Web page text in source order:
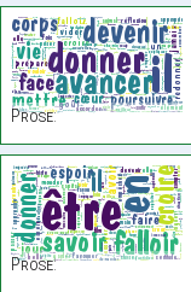
Prose:
Prose: